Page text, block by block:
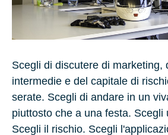
Scegli di discutere di marketing,
intermedie e del capitale di
serate. Scegli di andare in un
piuttosto che a una festa. Scegli
Scegli il rischio. Scegli